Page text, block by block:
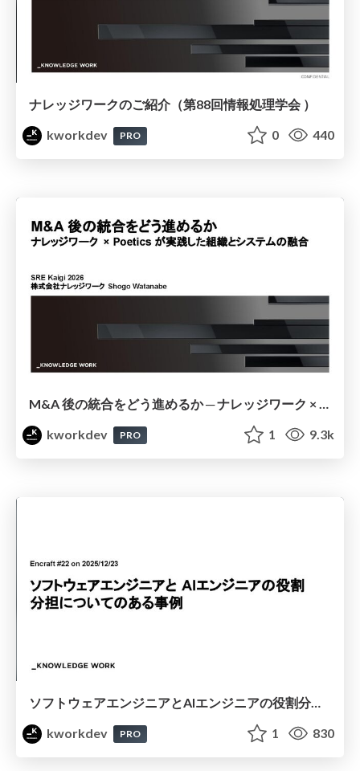
ナレッジワークのご紹介（第88回情報処理学会 ）
kworkdev
PRO 0 440
M&A 後の統合をどう進めるか ─ ナレッジワーク × Poetics が実践した組織とシステムの融合
kworkdev
PRO 1 9.3k
ソフトウェアエンジニアとAIエンジニアの役割分担についてのある事例
kworkdev
PRO 1 830